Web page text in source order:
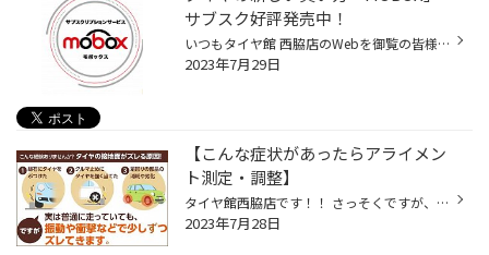
サブスク好評発売中！
いつもタイヤ館 西脇店のWebを御覧の皆様ありがとうございます♪ 「タイヤサブスク MOBOX・モボックス」のご案内です。 サマータイヤ・スタッドレスタイヤを 「タイヤサブスク MOBOX・モボックス」で購入されませんか？ 西脇市周辺の場合 「スタッドレスタイヤは高いなぁ～」「使っても数日だけ」 「...
2023年7月29日
【こんな症状があったらアライメン
ト測定・調整】
タイヤ館西脇店です！！ さっそくですが、、、 『なんだかフラフラしてまっすぐ走らない』 『ハンドルがぶれる』 『カーブで曲がりにくい』 『直進中でもハンドルが左右どちらかに傾いている』 『タイヤが片減り（偏摩耗）している』 このような症状があったら、アライメントのズレが原因かもしれま...
2023年7月28日